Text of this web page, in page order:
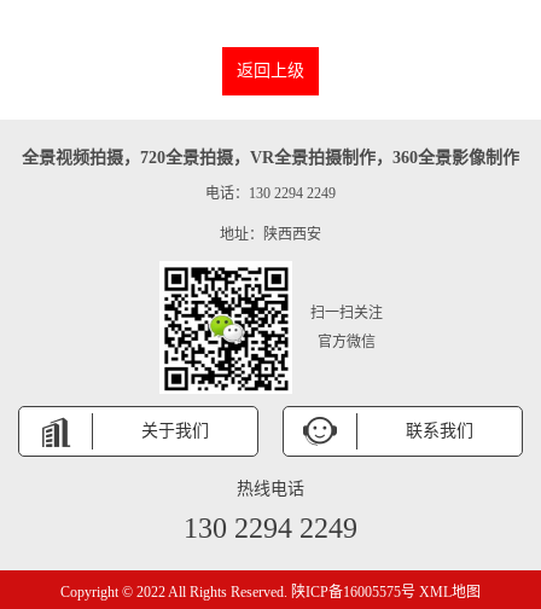
返回上级
全景视频拍摄，720全景拍摄，VR全景拍摄制作，360全景影像制作
电话：130 2294 2249
地址：陕西西安
扫一扫关注
官方微信
关于我们 联系我们
热线电话
130 2294 2249
Copyright © 2022 All Rights Reserved. 陕ICP备16005575号 XML地图